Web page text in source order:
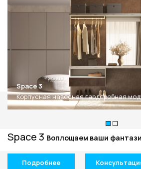
Space 3 Воплощаем ваши
Space 3
Корпусная навесная гардеробная
Подробнее